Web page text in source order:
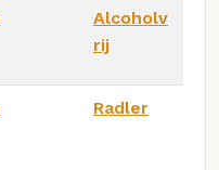
Alcoholv
rij
Radler